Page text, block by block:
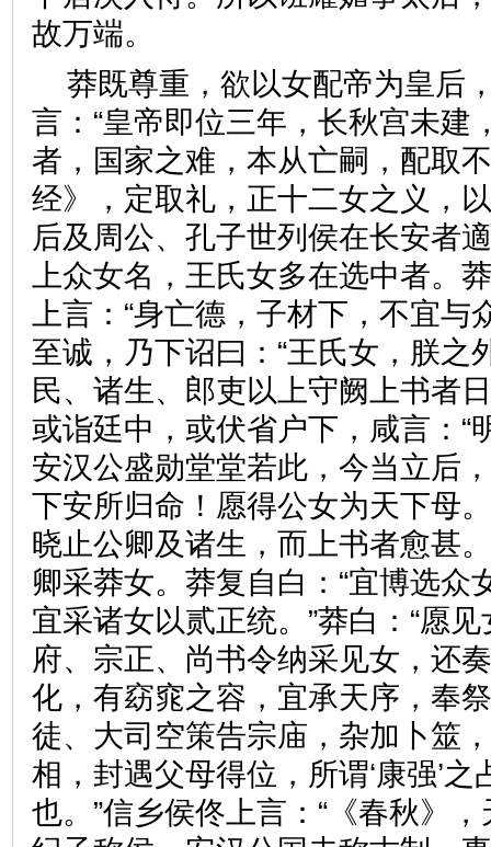
故万端。
莽既尊重，欲以女配帝为皇后
言：“皇帝即位三年，长秋宫未建
者，国家之难，本从亡嗣，配取
经》，定取礼，正十二女之义，
后及周公、孔子世列侯在长安者
上众女名，王氏女多在选中者。
上言：“身亡德，子材下，不宜与
至诚，乃下诏曰：“王氏女，朕之
民、诸生、郎吏以上守阙上书者
或诣廷中，或伏省户下，咸言：“
安汉公盛勋堂堂若此，今当立后
下安所归命！愿得公女为天下母
晓止公卿及诸生，而上书者愈甚
卿采莽女。莽复自白：“宜博选众
宜采诸女以贰正统。”莽白：“愿
府、宗正、尚书令纳采见女，还
化，有窈窕之容，宜承天序，奉
徒、大司空策告宗庙，杂加卜筮
相，封遇父母得位，所谓‘康强’之
也。”信乡侯佟上言：“《春秋》